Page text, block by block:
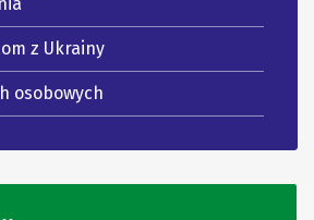
z Ukrainy
osobowych